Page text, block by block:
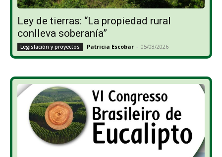
Ley de tierras: “La propiedad rural
conlleva soberanía”
Legislación y proyectos Patricia Escobar - 05/08/2026